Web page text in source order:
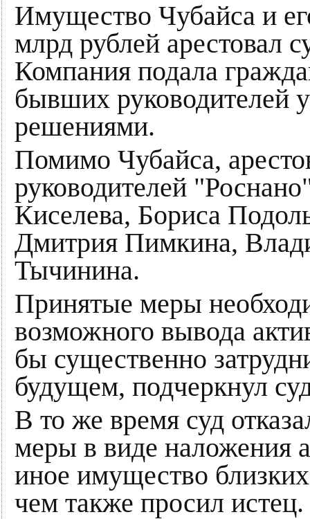
Имущество Чубайса и
млрд рублей арестовал
Компания подала
бывших руководителей
решениями.
Помимо Чубайса,
руководителей
Киселева, Бориса
Дмитрия Пимкина,
Тычинина.
Принятые меры
возможного вывода
бы существенно
будущем, подчеркнул
В то же время суд
меры в виде наложения
иное имущество
чем также просил истец.